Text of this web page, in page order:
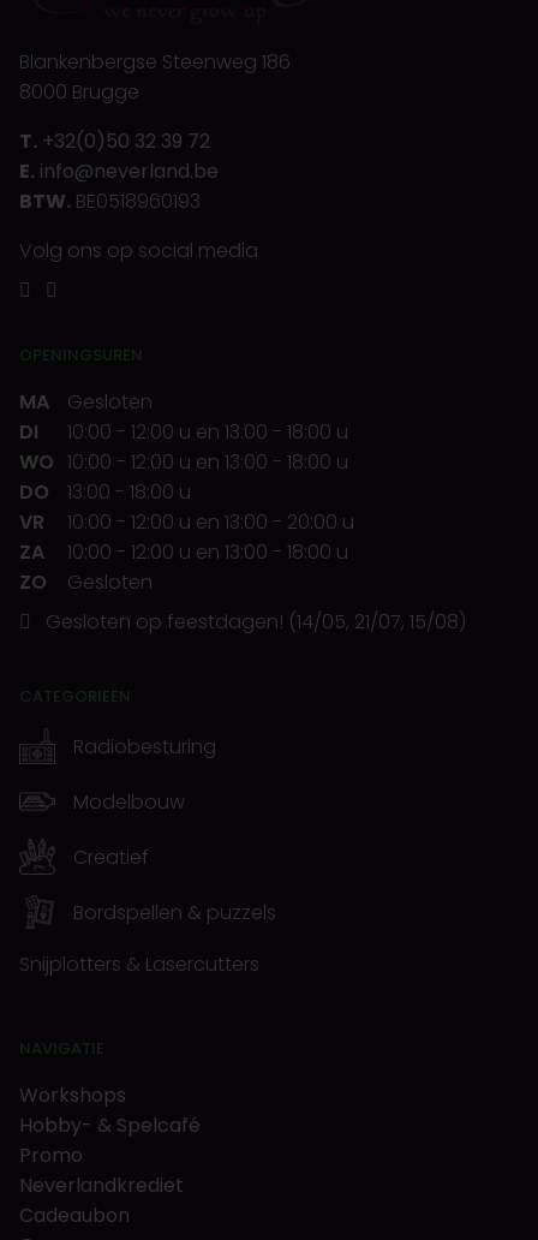
Blankenbergse Steenweg 186
8000 Brugge
T. +32(0)50 32 39 72
E. info@neverland.be
BTW. BE0518960193
Volg ons op social media
OPENINGSUREN
MA
Gesloten
DI
10:00 - 12:00 u en 13:00 - 18:00 u
WO 10:00 - 12:00 u en 13:00 - 18:00 u
DO
13:00 - 18:00 u
VR
10:00 - 12:00 u en 13:00 - 20:00 u
ZA
10:00 - 12:00 u en 13:00 - 18:00 u
ZO
Gesloten
Gesloten op feestdagen! (14/05, 21/07, 15/08)
CATEGORIEËN
Radiobesturing
Modelbouw
Creatief
Bordspellen & puzzels
Snijplotters & Lasercutters
NAVIGATIE
Workshops
Hobby- & Spelcafé
Promo
Neverlandkrediet
Cadeaubon